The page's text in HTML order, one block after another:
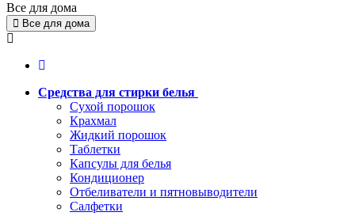
Все для дома
Все для дома
Средства для стирки белья
Сухой порошок
Крахмал
Жидкий порошок
Таблетки
Капсулы для белья
Кондиционер
Отбеливатели и пятновыводители
Салфетки